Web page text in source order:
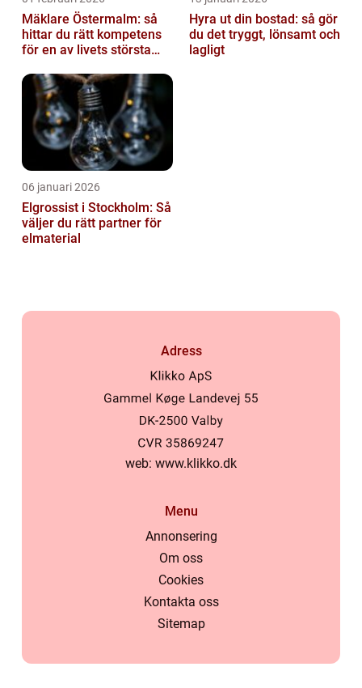
Mäklare Östermalm: så
hittar du rätt kompetens
för en av livets största
Hyra ut din bostad: så gör
du det tryggt, lönsamt och
lagligt
06 januari 2026
Elgrossist i Stockholm: Så
väljer du rätt partner för
elmaterial
Adress
web: www.klikko.dk
Menu
Annonsering
Om oss
Cookies
Kontakta oss
Sitemap